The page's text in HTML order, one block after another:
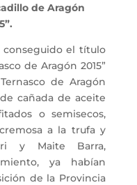
de Aragón
conseguido el título
de Aragón 2015”
de Aragón
cañada de aceite
o semisecos,
a la trufa y
y Maite Barra,
ya habían
de la Provincia